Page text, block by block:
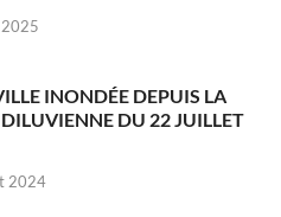
INONDÉE DEPUIS LA
DU 22 JUILLET
2024